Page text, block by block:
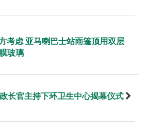
考虑 亚马喇巴士站雨篷顶用双层
玻璃
长官主持下环卫生中心揭幕仪式